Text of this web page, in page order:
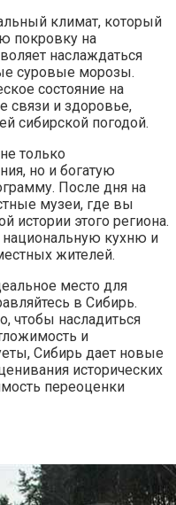
климат, который
покровку на
наслаждаться
суровые морозы.
состояние на
связи и здоровье,
сибирской погодой.
только
но и богатую
После дня на
музеи, где вы
истории этого региона.
кухню и
жителей.
место для
в Сибирь.
чтобы насладиться
и
Сибирь дает новые
исторических
переоценки